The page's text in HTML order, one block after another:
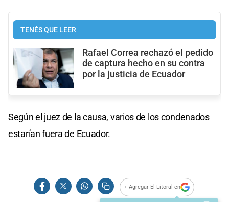
TENÉS QUE LEER
Rafael Correa rechazó el pedido
de captura hecho en su contra
por la justicia de Ecuador
Según el juez de la causa, varios de los condenados
estarían fuera de Ecuador.
+ Agregar El Litoral en